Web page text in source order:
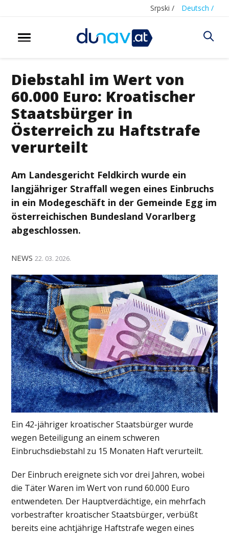
Srpski / Deutsch /
Diebstahl im Wert von
60.000 Euro: Kroatischer
Staatsbürger in
Österreich zu Haftstrafe
verurteilt
Am Landesgericht Feldkirch wurde ein
langjähriger Straffall wegen eines Einbruchs
in ein Modegeschäft in der Gemeinde Egg im
österreichischen Bundesland Vorarlberg
abgeschlossen.
NEWS 22. 03. 2026.
Ein 42-jähriger kroatischer Staatsbürger wurde
wegen Beteiligung an einem schweren
Einbruchsdiebstahl zu 15 Monaten Haft verurteilt.
Der Einbruch ereignete sich vor drei Jahren, wobei
die Täter Waren im Wert von rund 60.000 Euro
entwendeten. Der Hauptverdächtige, ein mehrfach
vorbestrafter kroatischer Staatsbürger, verbüßt
bereits eine achtjährige Haftstrafe wegen eines